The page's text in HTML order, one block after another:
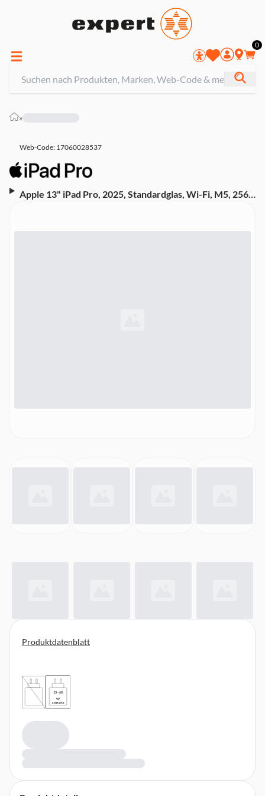
0
»
Web-Code: 17060028537
Apple 13" iPad Pro, 2025, Standardglas, Wi-Fi, M5, 256
Produktdatenblatt
15 - 60
W
USB PD